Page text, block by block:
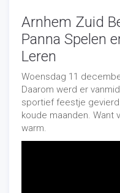
Arnhem Zuid
Panna Spelen
Leren
Woensdag 11
Daarom werd er
sportief feestje
koude maanden. Want
warm.